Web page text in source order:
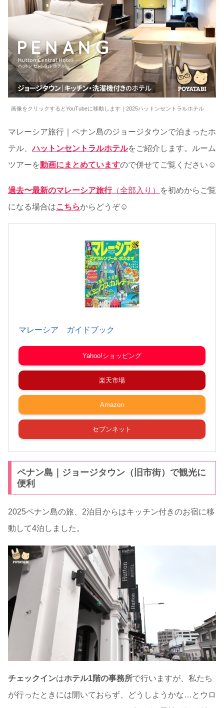
画像をクリックするとYouTubeに移動します｜2025ハットンセントラルホテル
マレーシア旅行｜ペナン島のジョージタウンで泊まったホ
テル、ハットンセントラルホテルをご紹介します。ルーム
ツアーを動画にまとめていますので併せてご覧ください☺
過去〜最新のマレーシア旅行（全部入り）
を初めからご覧
になる場合はこちらからどうぞ☺
マレーシア ガイドブック
Yahoo!ショッピング
楽天市場
Amazon
セブンネット
ペナン島｜ジョージタウン（旧市街）で観光に
便利
2025ペナン島の旅、2泊目からはキッチン付きのお宿に移
動して4泊しました。
チェックインはホテル1階の事務所で行いますが、私たち
が行ったときには開いておらず、どうしようかな…とウロ